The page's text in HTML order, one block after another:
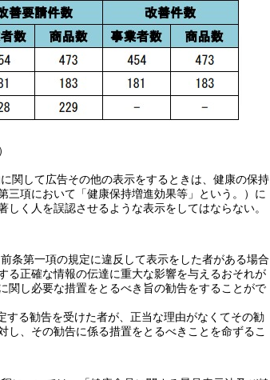
関して広告その他の表示をするときは、健康の保持
三項において「健康保持増進効果等」という。）に
く人を誤認させるような表示をしてはならない。
条第一項の規定に違反して表示をした者がある場合
る正確な情報の伝達に重大な影響を与えるおそれが
関し必要な措置をとるべき旨の勧告をすることがで
る勧告を受けた者が、正当な理由がなくてその勧
、その勧告に係る措置をとるべきことを命ずるこ